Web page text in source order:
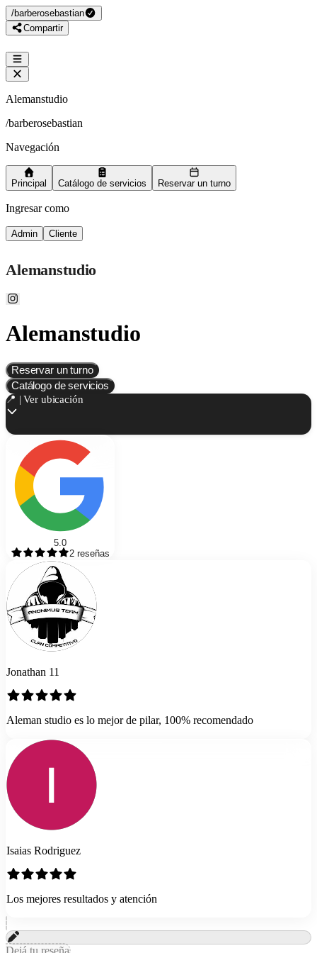
/barberosebastian
Compartir
Alemanstudio
/barberosebastian
Navegación
Principal Catálogo de servicios Reservar un turno
Ingresar como
Admin Cliente
Alemanstudio
Alemanstudio
Reservar un turno
Catálogo de servicios
📍 | Ver ubicación
5.0
2 reseñas
Jonathan 11
Aleman studio es lo mejor de pilar, 100% recomendado
Isaias Rodriguez
Los mejores resultados y atención
Dejá tu reseña